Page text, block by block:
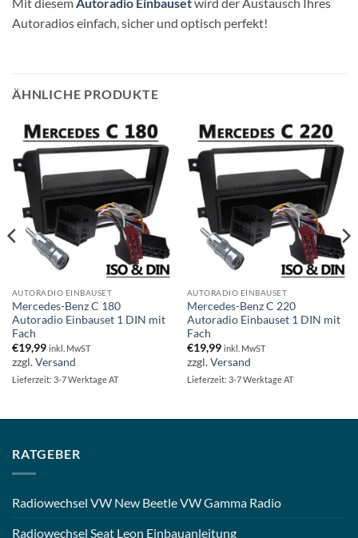
Autoradios einfach, sicher und optisch perfekt!
ÄHNLICHE PRODUKTE
AUTORADIO EINBAUSET
Mercedes-Benz C 180
Autoradio Einbauset 1 DIN mit
Fach
€19,99 inkl. MwST
zzgl.Versand
Lieferzeit: 3-7 Werktage AT
AUTORADIO EINBAUSET
Mercedes-Benz C 220
Autoradio Einbauset 1 DIN mit
Fach
€19,99 inkl. MwST
zzgl.Versand
Lieferzeit: 3-7 Werktage AT
RATGEBER
Radiowechsel VW New Beetle VW Gamma Radio
Radiowechsel Seat Leon Einbauanleitung